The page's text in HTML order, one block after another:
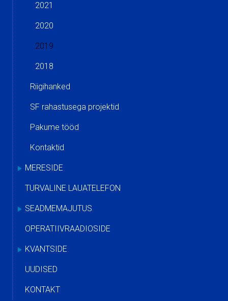
2021
2020
2019
2018
Riigihanked
SF rahastusega projektid
Pakume tööd
Kontaktid
MERESIDE
TURVALINE LAUATELEFON
SEADMEMAJUTUS
OPERATIIVRAADIOSIDE
KVANTSIDE
UUDISED
KONTAKT